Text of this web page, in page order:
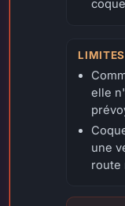
LIMITES
elle
une
route